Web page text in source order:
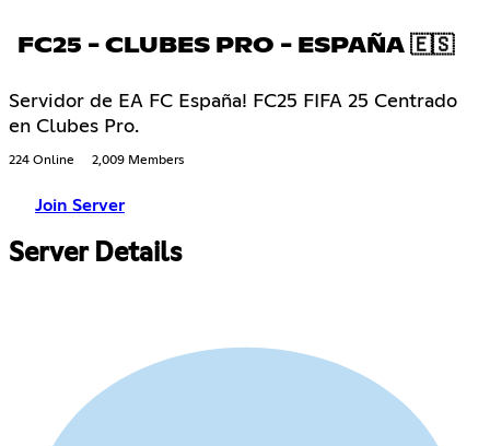
FC25 - CLUBES PRO - ESPAÑA 🇪🇸
Servidor de EA FC España! FC25 FIFA 25 Centrado
en Clubes Pro.
224 Online 2,009 Members
Join Server
Server Details